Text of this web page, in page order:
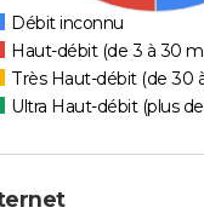
Débit inconnu
Haut-débit (de 3 à 30
Très Haut-débit (de 30
Ultra Haut-débit (plus